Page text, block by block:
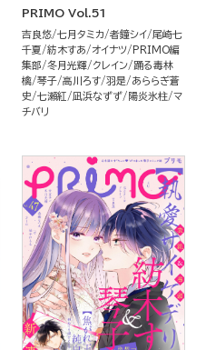
PRIMO Vol.51
吉良悠 七月タミカ 者鐘シイ
尾崎七
千夏
紡木すあ オイナツ
PRIMO編
集部
冬月光輝 クレイン
踊る毒林
檎 琴子 高川ろす 羽是
あららぎ蒼
史
七瀬紅 凪浜なずず 陽炎氷柱 マ
チバリ